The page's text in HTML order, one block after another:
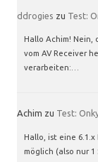
ddrogies zu Test:
Hallo Achim!
vom AV Receiver
verarbeiten:…
Achim zu Test:
Hallo, ist eine
möglich (also nur 1